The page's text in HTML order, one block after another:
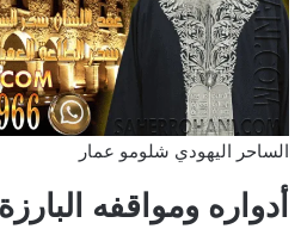
الساحر اليهودي شلومو عمار
أدواره ومواقفه البارزة